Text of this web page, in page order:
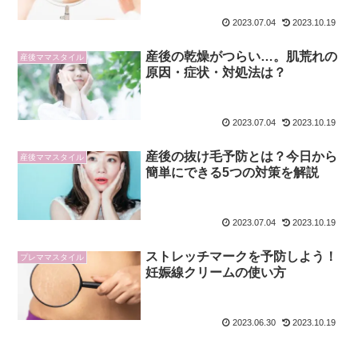
2023.07.04 2023.10.19
産後ママスタイル
産後の乾燥がつらい…。肌荒れの
原因・症状・対処法は？
2023.07.04 2023.10.19
産後ママスタイル
産後の抜け毛予防とは？今日から
簡単にできる5つの対策を解説
2023.07.04 2023.10.19
プレママスタイル
ストレッチマークを予防しよう！
妊娠線クリームの使い方
2023.06.30 2023.10.19